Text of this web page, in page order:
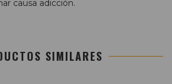
causa adicción.
SIMILARES